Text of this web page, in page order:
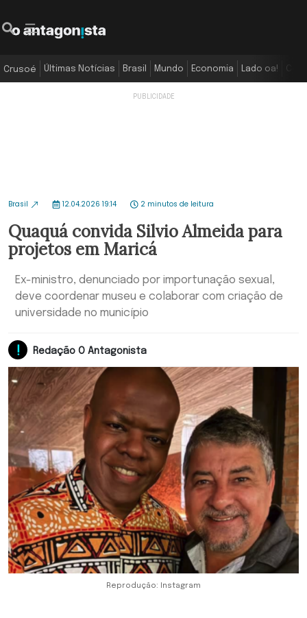
Crusoé Últimas Notícias Brasil Mundo Economia Lado oa!
Brasil 12.04.2026 19:14 2 minutos de leitura
Quaquá convida Silvio Almeida para
projetos em Maricá
Ex-ministro, denunciado por importunação sexual,
deve coordenar museu e colaborar com criação de
universidade no município
Redação O Antagonista
Reprodução: Instagram